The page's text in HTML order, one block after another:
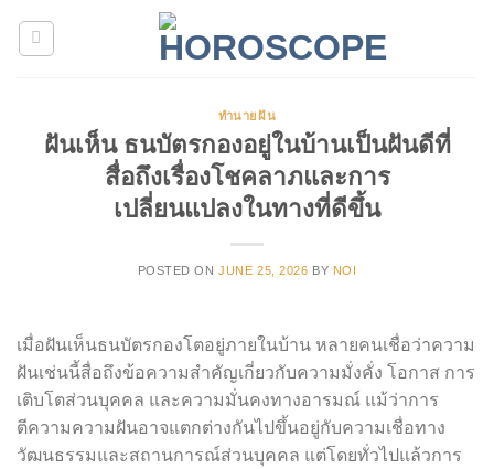
ทำนายฝัน
ฝันเห็น ธนบัตรกองอยู่ในบ้านเป็นฝันดีที่
สื่อถึงเรื่องโชคลาภและการ
เปลี่ยนแปลงในทางที่ดีขึ้น
POSTED ONJUNE 25, 2026 BY NOI
เมื่อฝันเห็นธนบัตรกองโตอยู่ภายในบ้าน หลายคนเชื่อว่าความ
ฝันเช่นนี้สื่อถึงข้อความสำคัญเกี่ยวกับความมั่งคั่ง โอกาส การ
เติบโตส่วนบุคคล และความมั่นคงทางอารมณ์ แม้ว่าการ
ตีความความฝันอาจแตกต่างกันไปขึ้นอยู่กับความเชื่อทาง
วัฒนธรรมและสถานการณ์ส่วนบุคคล แต่โดยทั่วไปแล้วการ